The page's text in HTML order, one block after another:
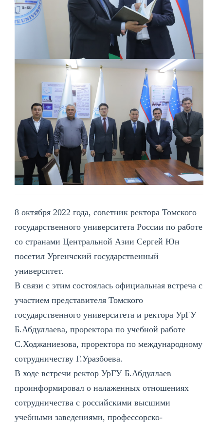
8 октября 2022 года, советник ректора Томского
государственного университета России по работе
со странами Центральной Азии Сергей Юн
посетил Ургенчский государственный
университет.
В связи с этим состоялась официальная встреча с
участием представителя Томского
государственного университета и ректора УрГУ
Б.Абдуллаева, проректора по учебной работе
С.Ходжаниезова, проректора по международному
сотрудничеству Г.Уразбоева.
В ходе встречи ректор УрГУ Б.Абдуллаев
проинформировал о налаженных отношениях
сотрудничества с российскими высшими
учебными заведениями, профессорско-